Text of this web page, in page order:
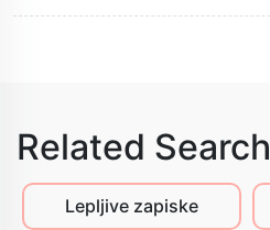
Related Search
Lepljive zapiske